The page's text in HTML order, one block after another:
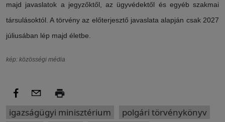
majd javaslatok a jegyzőktől, az ügyvédektől és egyéb szakmai
társulásoktól. A törvény az előterjesztő javaslata alapján csak 2027
júliusában lép majd életbe.
kép: közösségi média
igazságügyi minisztérium
polgári törvénykönyv